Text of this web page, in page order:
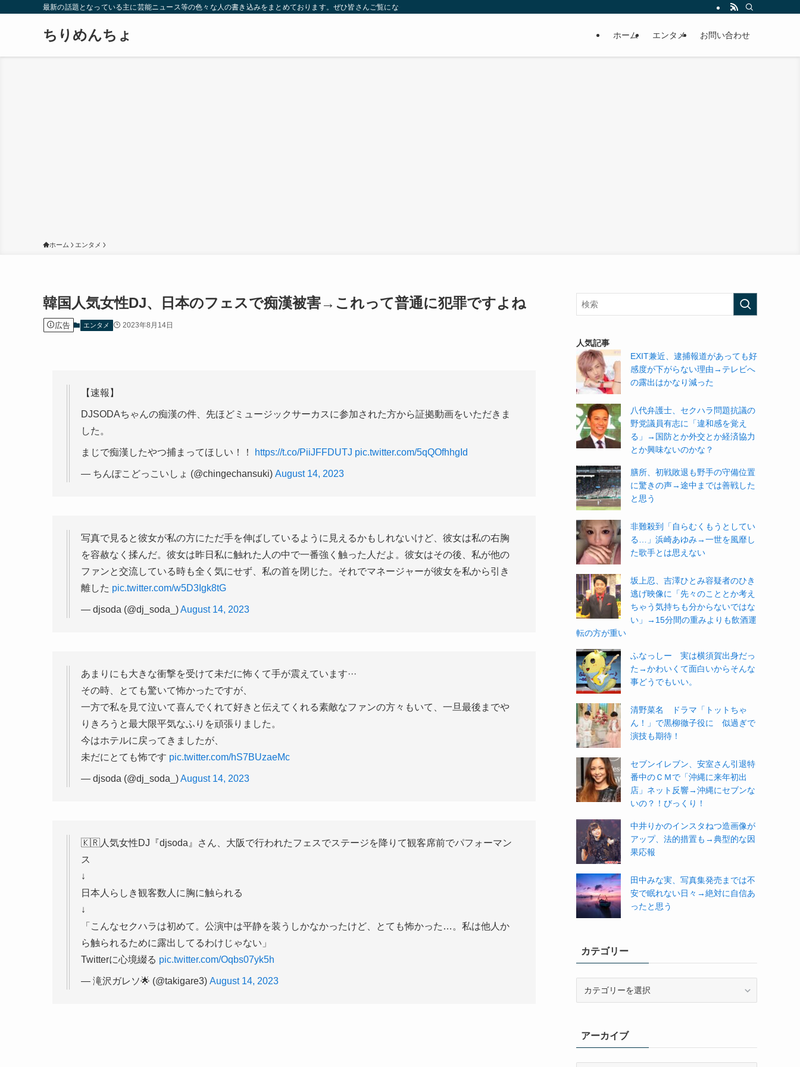
最新の話題となっている主に芸能ニュース等の色々な人の書き込みをまとめております。ぜひ皆さんご覧になっていってください。
ちりめんちょ ホーム エンタメ お問い合わせ
ホーム エンタメ
韓国人気女性DJ、日本のフェスで痴漢被害→これって普通に犯罪ですよね
広告 エンタメ 2023年8月14日
【速報】
DJSODAちゃんの痴漢の件、先ほどミュージックサーカスに参加された方から証拠動画をいただきま
した。
まじで痴漢したやつ捕まってほしい！！ https://t.co/PiiJFFDUTJ pic.twitter.com/5qQOfhhgId
— ちんぽこどっこいしょ (@chingechansuki) August 14, 2023
写真で見ると彼女が私の方にただ手を伸ばしているように見えるかもしれないけど、彼女は私の右胸
を容赦なく揉んだ。彼女は昨日私に触れた人の中で一番強く触った人だよ。彼女はその後、私が他の
ファンと交流している時も全く気にせず、私の首を閉じた。それでマネージャーが彼女を私から引き
離した pic.twitter.com/w5D3Igk8tG
— djsoda (@dj_soda_)August 14, 2023
あまりにも大きな衝撃を受けて未だに怖くて手が震えています···
その時、とても驚いて怖かったですが、
一方で私を見て泣いて喜んでくれて好きと伝えてくれる素敵なファンの方々もいて、一旦最後までや
りきろうと最大限平気なふりを頑張りました。
今はホテルに戻ってきましたが、
未だにとても怖です pic.twitter.com/hS7BUzaeMc
— djsoda (@dj_soda_)August 14, 2023
🇰🇷人気女性DJ『djsoda』さん、大阪で行われたフェスでステージを降りて観客席前でパフォーマン
ス
↓
日本人らしき観客数人に胸に触られる
↓
「こんなセクハラは初めて。公演中は平静を装うしかなかったけど、とても怖かった…。私は他人か
ら触られるために露出してるわけじゃない」
Twitterに心境綴る pic.twitter.com/Oqbs07yk5h
— 滝沢ガレソ🌟 (@takigare3) August 14, 2023
人気記事
EXIT兼近、逮捕報道があっても好
感度が下がらない理由→テレビへ
の露出はかなり減った
八代弁護士、セクハラ問題抗議の
野党議員有志に「違和感を覚え
る」→国防とか外交とか経済協力
とか興味ないのかな？
膳所、初戦敗退も野手の守備位置
に驚きの声→途中までは善戦した
と思う
非難殺到「自らむくもうとしてい
る…」浜崎あゆみ→一世を風靡し
た歌手とは思えない
坂上忍、吉澤ひとみ容疑者のひき
逃げ映像に「先々のこととか考え
ちゃう気持ちも分からないではな
い」→15分間の重みよりも飲酒運
転の方が重い
ふなっしー 実は横須賀出身だっ
た→かわいくて面白いからそんな
事どうでもいい。
清野菜名 ドラマ「トットちゃ
ん！」で黒柳徹子役に 似過ぎで
演技も期待！
セブンイレブン、安室さん引退特
番中のＣＭで「沖縄に来年初出
店」ネット反響→沖縄にセブンな
いの？！びっくり！
中井りかのインスタねつ造画像が
アップ、法的措置も→典型的な因
果応報
田中みな実、写真集発売までは不
安で眠れない日々→絶対に自信あ
ったと思う
カテゴリー
ーアーカイブ